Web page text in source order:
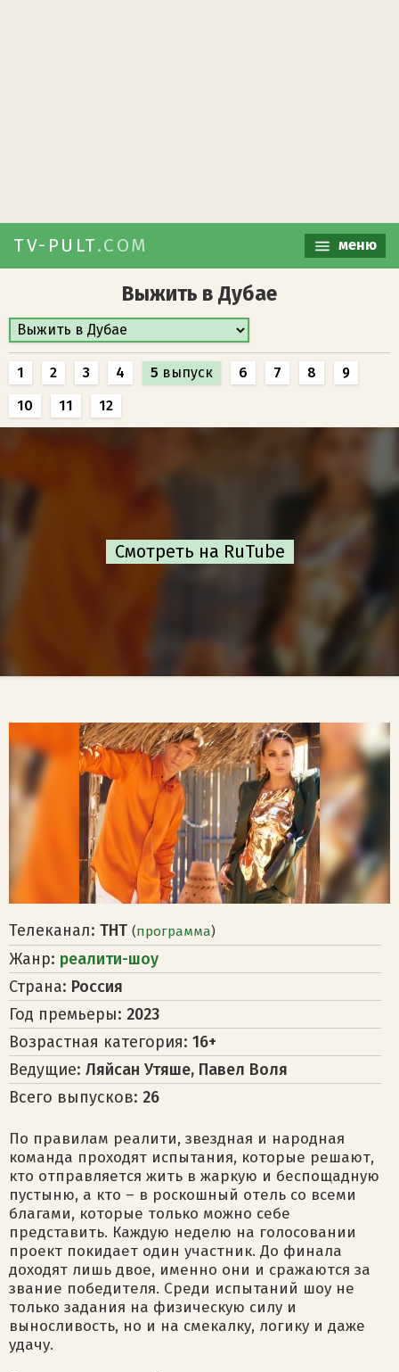
TV-PULT.COM меню
Выжить в Дубае
1 2 3 4 5 выпуск 6 7 8
9
10
11 12
Телеканал: ТНТ (программа)
Жанр: реалити-шоу
Страна: Россия
Год премьеры: 2023
Возрастная категория: 16+
Ведущие: Ляйсан Утяше, Павел Воля
Всего выпусков: 26
По правилам реалити, звездная и народная
команда проходят испытания, которые решают,
кто отправляется жить в жаркую и беспощадную
пустыню, а кто – в роскошный отель со всеми
благами, которые только можно себе
представить. Каждую неделю на голосовании
проект покидает один участник. До финала
доходят лишь двое, именно они и сражаются за
звание победителя. Среди испытаний шоу не
только задания на физическую силу и
выносливость, но и на смекалку, логику и даже
удачу.